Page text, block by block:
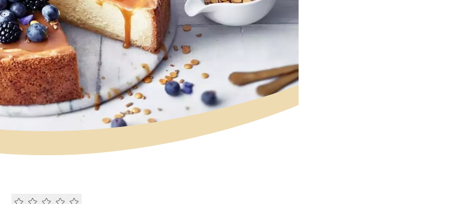
Current rating 0.0. Click to rate.